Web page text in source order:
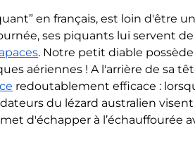
en français, est loin d'être un
ses piquants lui servent de
. Notre petit diable possède
aériennes ! A l'arrière de sa
redoutablement efficace :
du lézard australien visent
d'échapper à l’échauffourée